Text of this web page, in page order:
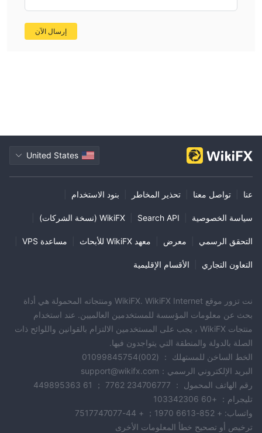
إرسال الآن
United States
عنا تواصل معنا تحذير المخاطر بنود الاستخدام
سياسة الخصوصية Search API WikiFX (نسخة الشركات)
التحقق الرسمي معرض معهد WikiFX للأبحاث مساعدة VPS
التعاون التجاري الأقسام الإقليمية
نت تزور موقع WikiFX. WikiFX Internet ومنتجاته المحمولة هي أداة
بحث عن معلومات المؤسسة للمستخدمين العالميين. عند استخدام
منتجات WikiFX ، يجب على المستخدمين الالتزام بالقوانين واللوائح ذات
الصلة بالدولة والمنطقة التي يتواجدون فيها.
الخط الساخن للمستهلك ： (002)01099845754
البريد الإلكتروني الرسمي：support@wikifx.com
رقم الهاتف المحمول ： 234706777 7762 ； 61 449895363
تليجرام： +60 103342306
واتساب: + 852-6613 1970； + 44-7517747077
ترخيص أو تصحيح خطأ المعلومات الأخرى